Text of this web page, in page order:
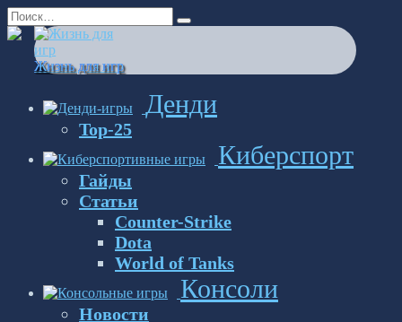
Перейти
к
содержанию
Search
for:
Жизнь для игр
Денди
Top-25
Киберспорт
Гайды
Статьи
Counter-Strike
Dota
World of Tanks
Консоли
Новости